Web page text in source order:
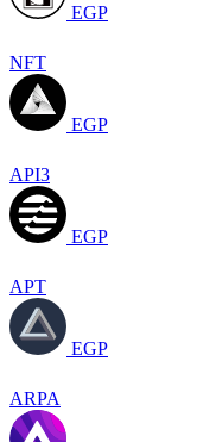
EGP
NFT
EGP
API3
EGP
APT
EGP
ARPA